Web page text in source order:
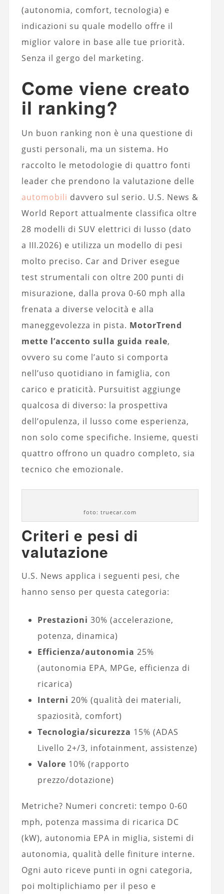
(autonomia, comfort, tecnologia) e
indicazioni su quale modello offre il
miglior valore in base alle tue priorità.
Senza il gergo del marketing.
Come viene creato
il ranking?
Un buon ranking non è una questione di
gusti personali, ma un sistema. Ho
raccolto le metodologie di quattro fonti
leader che prendono la valutazione delle
automobili davvero sul serio. U.S. News &
World Report attualmente classifica oltre
28 modelli di SUV elettrici di lusso (dato
a III.2026) e utilizza un modello di pesi
molto preciso. Car and Driver esegue
test strumentali con oltre 200 punti di
misurazione, dalla prova 0-60 mph alla
frenata a diverse velocità e alla
maneggevolezza in pista. MotorTrend
mette l’accento sulla guida reale,
ovvero su come l’auto si comporta
nell’uso quotidiano in famiglia, con
carico e praticità. Pursuitist aggiunge
qualcosa di diverso: la prospettiva
dell’opulenza, il lusso come esperienza,
non solo come specifiche. Insieme, questi
quattro offrono un quadro completo, sia
tecnico che emozionale.
foto: truecar.com
Criteri e pesi di
valutazione
U.S. News applica i seguenti pesi, che
hanno senso per questa categoria:
Prestazioni 30% (accelerazione,
potenza, dinamica)
Efficienza/autonomia 25%
(autonomia EPA, MPGe, efficienza di
ricarica)
Interni 20% (qualità dei materiali,
spaziosità, comfort)
Tecnologia/sicurezza 15% (ADAS
Livello 2+/3, infotainment, assistenze)
Valore 10% (rapporto
prezzo/dotazione)
Metriche? Numeri concreti: tempo 0-60
mph, potenza massima di ricarica DC
(kW), autonomia EPA in miglia, sistemi di
autonomia, qualità delle finiture interne.
Ogni auto riceve punti in ogni categoria,
poi moltiplichiamo per il peso e